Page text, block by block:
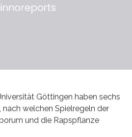
Göttingen haben sechs
nach welchen Spielregeln der
und die Rapspflanze